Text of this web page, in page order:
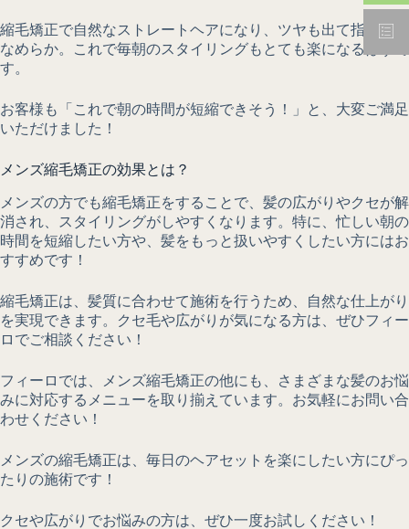
縮毛矯正で自然なストレートヘアになり、ツヤも出て指通りが
なめらか。これで毎朝のスタイリングもとても楽になるはずで
す。
お客様も「これで朝の時間が短縮できそう！」と、大変ご満足
いただけました！
メンズ縮毛矯正の効果とは？
メンズの方でも縮毛矯正をすることで、髪の広がりやクセが解
消され、スタイリングがしやすくなります。特に、忙しい朝の
時間を短縮したい方や、髪をもっと扱いやすくしたい方にはお
すすめです！
縮毛矯正は、髪質に合わせて施術を行うため、自然な仕上がり
を実現できます。クセ毛や広がりが気になる方は、ぜひフィー
ロでご相談ください！
フィーロでは、メンズ縮毛矯正の他にも、さまざまな髪のお悩
みに対応するメニューを取り揃えています。お気軽にお問い合
わせください！
メンズの縮毛矯正は、毎日のヘアセットを楽にしたい方にぴっ
たりの施術です！
クセや広がりでお悩みの方は、ぜひ一度お試しください！